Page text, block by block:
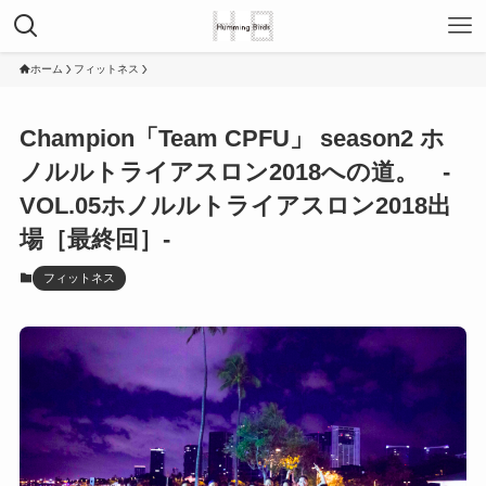
ホーム フィットネス
Champion「Team CPFU」 season2 ホ
ノルルトライアスロン2018への道。 -
VOL.05ホノルルトライアスロン2018出
場［最終回］-
フィットネス